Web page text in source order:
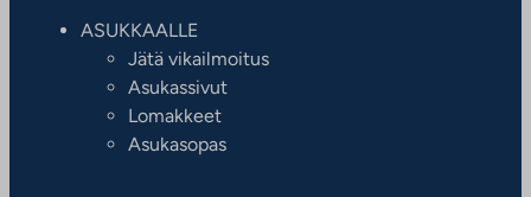
ASUKKAALLE
Jätä vikailmoitus
Asukassivut
Lomakkeet
Asukasopas